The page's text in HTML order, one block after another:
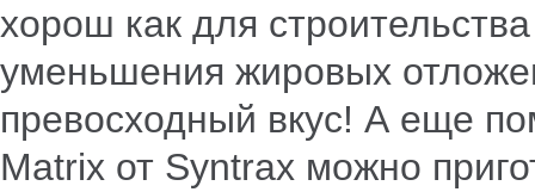
хорош как для
уменьшения жировых
превосходный вкус! А еще
Matrix от Syntrax можно